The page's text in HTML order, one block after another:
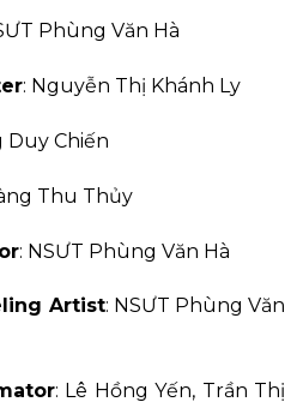
Phùng Văn Hà
: Nguyễn Thị Khánh Ly
Duy Chiến
Thu Thủy
: NSƯT Phùng Văn Hà
Artist: NSƯT Phùng Văn
: Lê Hồng Yến, Trần Thị